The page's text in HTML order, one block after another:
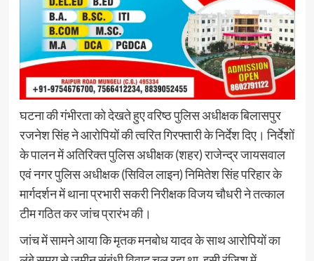
घटना की गंभीरता को देखते हुए वरिष्ठ पुलिस अधीक्षक बिलासपुर
रजनेश सिंह ने आरोपियों की त्वरित गिरफ्तारी के निर्देश दिए। निर्देशों
के पालन में अतिरिक्त पुलिस अधीक्षक (शहर) राजेन्द्र जायसवाल
एवं नगर पुलिस अधीक्षक (सिविल लाइन) निमितेश सिंह परिहार के
मार्गदर्शन में थाना प्रभारी सकरी निरीक्षक विजय चौधरी ने तत्काल
टीम गठित कर जांच प्रारंभ की।
जांच में सामने आया कि मृतक मनबोध यादव के साथ आरोपियों का